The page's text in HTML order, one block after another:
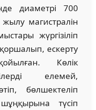
диаметрі 700
магистралін
жүргізіліп
ескерту
Көлік
елемей,
бөлшектеліп
түсіп